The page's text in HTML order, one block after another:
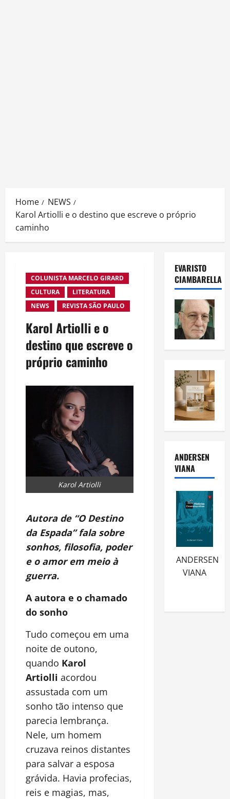
Home
NEWS
Karol Artiolli e o destino que escreve o próprio
caminho
COLUNISTA MARCELO GIRARD
CULTURA
LITERATURA
NEWS
REVISTA SÃO PAULO
Karol Artiolli e o
destino que escreve o
próprio caminho
Karol Artiolli
Autora de “O Destino
da Espada” fala sobre
sonhos, filosofia, poder
e o amor em meio à
guerra.
A autora e o chamado
do sonho
Tudo começou em uma
noite de outono,
quando Karol
Artiolli acordou
assustada com um
sonho tão intenso que
parecia lembrança.
Nele, um homem
cruzava reinos distantes
para salvar a esposa
grávida. Havia profecias,
reis e magias, mas,
EVARISTO
CIAMBARELLA
ANDERSEN
VIANA
ANDERSEN
VIANA